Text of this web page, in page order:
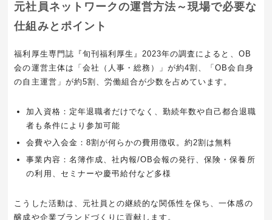
元社員ネットワークの運営方法～現場で必要な
仕組みとポイント
福利厚生専門誌『旬刊福利厚生』2023年の調査によると、OB
会の運営主体は「会社（人事・総務）」が約4割、「OB会自身
の自主運営」が約5割、労働組合が少数を占めています。
加入資格：定年退職者だけでなく、勤続年数や自己都合退職
者も条件により参加可能
会費や入会金：8割が何らかの費用徴収。約2割は無料
事業内容：名簿作成、社内報/OB会報の発行、保険・保養所
の利用、セミナーや慶弔給付など多様
こうした活動は、元社員との継続的な関係性を保ち、一体感の
醸成や企業ブランドづくりに貢献します。